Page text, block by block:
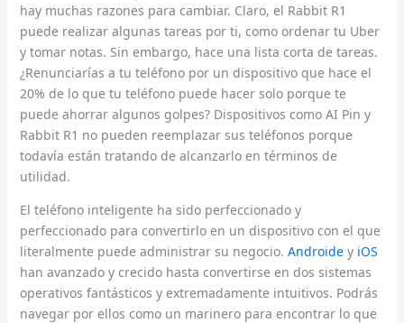
hay muchas razones para cambiar. Claro, el Rabbit R1
puede realizar algunas tareas por ti, como ordenar tu Uber
y tomar notas. Sin embargo, hace una lista corta de tareas.
¿Renunciarías a tu teléfono por un dispositivo que hace el
20% de lo que tu teléfono puede hacer solo porque te
puede ahorrar algunos golpes? Dispositivos como AI Pin y
Rabbit R1 no pueden reemplazar sus teléfonos porque
todavía están tratando de alcanzarlo en términos de
utilidad.
El teléfono inteligente ha sido perfeccionado y
perfeccionado para convertirlo en un dispositivo con el que
literalmente puede administrar su negocio. Androidey iOS
han avanzado y crecido hasta convertirse en dos sistemas
operativos fantásticos y extremadamente intuitivos. Podrás
navegar por ellos como un marinero para encontrar lo que